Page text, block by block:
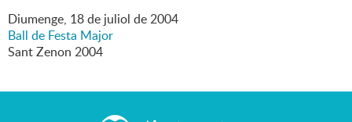
Diumenge, 18de juliol de2004
Ball de Festa Major
Sant Zenon 2004